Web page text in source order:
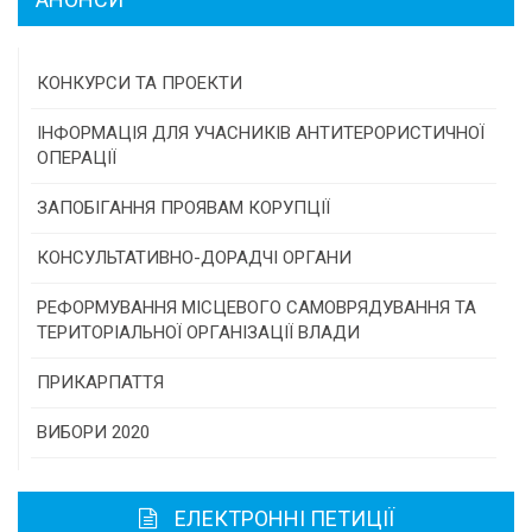
КОНКУРСИ ТА ПРОЕКТИ
Конкурс проектів та програм місцевого
самоврядування
Конкурс інститутів громадянського суспільства
Програми/конкурси МТД
ІНФОРМАЦІЯ ДЛЯ УЧАСНИКІВ АНТИТЕРОРИСТИЧНОЇ
ОПЕРАЦІЇ
ЗАПОБІГАННЯ ПРОЯВАМ КОРУПЦІЇ
КОНСУЛЬТАТИВНО-ДОРАДЧІ ОРГАНИ
Консультативна рада
РЕФОРМУВАННЯ МІСЦЕВОГО САМОВРЯДУВАННЯ ТА
ТЕРИТОРІАЛЬНОЇ ОРГАНІЗАЦІЇ ВЛАДИ
ПРИКАРПАТТЯ
Історична довідка
ВИБОРИ 2020
ЕЛЕКТРОННІ ПЕТИЦІЇ